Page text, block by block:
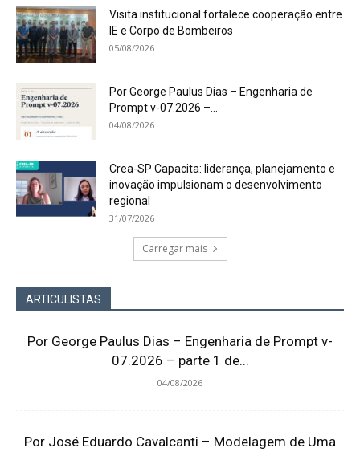
Visita institucional fortalece cooperação entre
IE e Corpo de Bombeiros
05/08/2026
Por George Paulus Dias – Engenharia de
Prompt v-07.2026 –...
04/08/2026
Crea-SP Capacita: liderança, planejamento e
inovação impulsionam o desenvolvimento
regional
31/07/2026
Carregar mais
ARTICULISTAS
Por George Paulus Dias – Engenharia de Prompt v-
07.2026 – parte 1 de...
04/08/2026
Por José Eduardo Cavalcanti – Modelagem de Uma